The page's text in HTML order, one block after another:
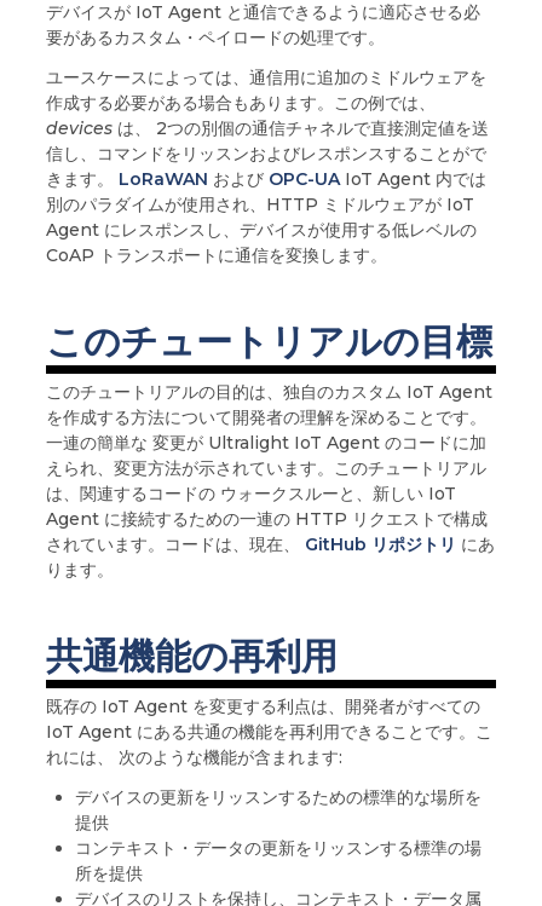
デバイスが IoT Agent と通信できるように適応させる必
要があるカスタム・ペイロードの処理です。
ユースケースによっては、通信用に追加のミドルウェアを
作成する必要がある場合もあります。この例では、
devicesは、 2つの別個の通信チャネルで直接測定値を送
信し、コマンドをリッスンおよびレスポンスすることがで
きます。 LoRaWAN および OPC-UAIoT Agent 内では
別のパラダイムが使用され、HTTP ミドルウェアが IoT
Agent にレスポンスし、デバイスが使用する低レベルの
CoAP トランスポートに通信を変換します。
このチュートリアルの目標
このチュートリアルの目的は、独自のカスタム IoT Agent
を作成する方法について開発者の理解を深めることです。
一連の簡単な 変更が Ultralight IoT Agent のコードに加
えられ、変更方法が示されています。このチュートリアル
は、関連するコードの ウォークスルーと、新しい IoT
Agent に接続するための一連の HTTP リクエストで構成
されています。コードは、現在、 GitHub リポジトリ にあ
ります。
共通機能の再利用
既存の IoT Agent を変更する利点は、開発者がすべての
IoT Agent にある共通の機能を再利用できることです。こ
れには、 次のような機能が含まれます:
デバイスの更新をリッスンするための標準的な場所を
提供
コンテキスト・データの更新をリッスンする標準の場
所を提供
デバイスのリストを保持し、コンテキスト・データ属